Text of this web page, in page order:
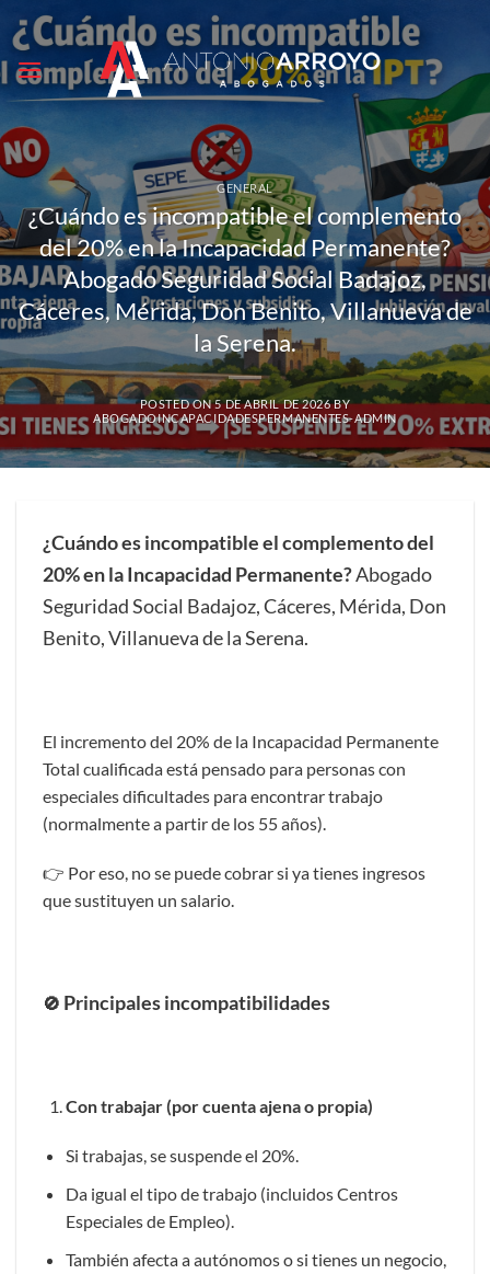
Saltar
al
contenido
GENERAL
¿Cuándo es incompatible el complemento
del 20% en la Incapacidad Permanente?
Abogado Seguridad Social Badajoz,
Cáceres, Mérida, Don Benito, Villanueva de
la Serena.
POSTED ON5 DE ABRIL DE 2026BY
ABOGADOINCAPACIDADESPERMANENTES-ADMIN
¿Cuándo es incompatible el complemento del
20% en la Incapacidad Permanente?Abogado
Seguridad Social Badajoz, Cáceres, Mérida, Don
Benito, Villanueva de la Serena.
El incremento del 20% de la Incapacidad Permanente
Total cualificada está pensado para personas con
especiales dificultades para encontrar trabajo
(normalmente a partir de los 55 años).
👉 Por eso, no se puede cobrar si ya tienes ingresos
que sustituyen un salario.
🚫 Principales incompatibilidades
Con trabajar (por cuenta ajena o propia)
Si trabajas, se suspende el 20%.
Da igual el tipo de trabajo (incluidos Centros
Especiales de Empleo).
También afecta a autónomos o si tienes un negocio,